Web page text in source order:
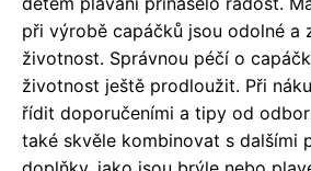
při výrobě capáčků jsou odolné a
životnost. Správnou péčí o
životnost ještě prodloužit. Při
řídit doporučeními a tipy od
také skvěle kombinovat s dalšími